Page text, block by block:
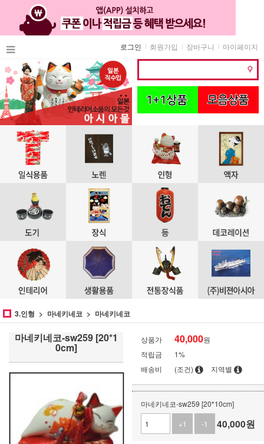
마이페이지
장바구니
회원가입
로그인
3.인형 마네키네코 마네키네코
마네키네코-sw259 [20*1
0cm]
상품가 40,000원
적립금
1%
배송비
(조건) 지역별
마네키네코-sw259 [20*10cm]
+1
-1 40,000원